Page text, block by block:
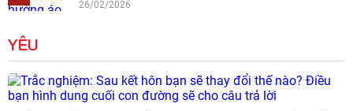
26/02/2026
YÊU